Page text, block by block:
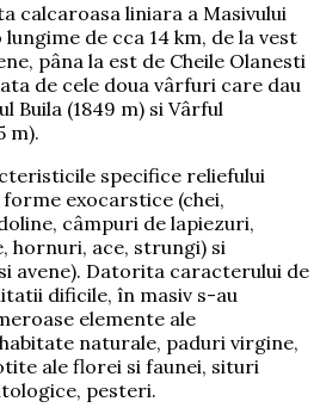
calcaroasa liniara a Masivului
de cca 14 km, de la vest
pâna la est de Cheile Olanesti
de cele doua vârfuri care dau
Buila (1849 m) si Vârful
m).
specifice reliefului
exocarstice (chei,
câmpuri de lapiezuri,
hornuri, ace, strungi) si
avene). Datorita caracterului de
dificile, în masiv s-au
elemente ale
naturale, paduri virgine,
ale florei si faunei, situri
pesteri.